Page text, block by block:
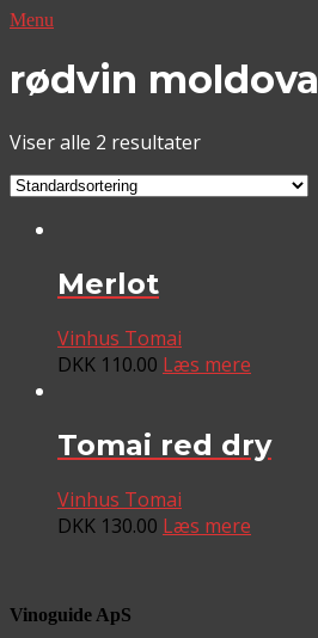
Menu
rødvin moldova
Viser alle 2 resultater
Merlot
Vinhus Tomai
DKK 110.00 Læs mere
Tomai red dry
Vinhus Tomai
DKK 130.00 Læs mere
Vinoguide ApS
▼
▼